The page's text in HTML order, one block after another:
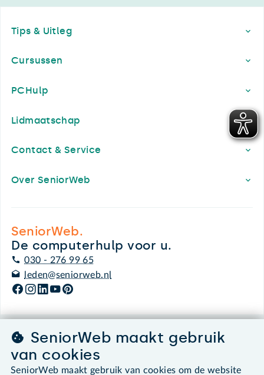
Tips & Uitleg
Cursussen
PCHulp
Lidmaatschap
Contact & Service
Over SeniorWeb
SeniorWeb.
De computerhulp voor u.
030 - 276 99 65
leden@seniorweb.nl
©2026 SeniorWeb
Algemene voorwaarden
SeniorWeb maakt gebruik
van cookies
SeniorWeb maakt gebruik van cookies om de website